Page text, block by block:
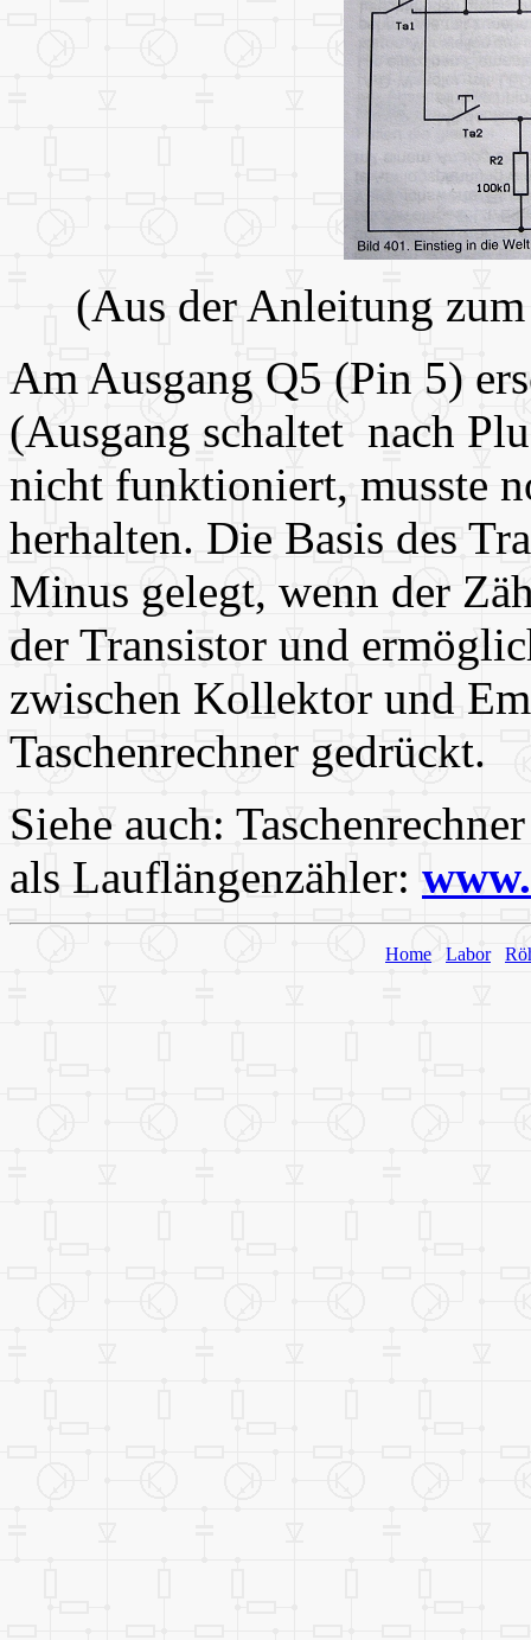
(Aus der Anleitung
Am Ausgang Q5 (Pin 5)
(Ausgang schaltet nach
nicht funktioniert, musste
herhalten. Die Basis des
Minus gelegt, wenn der
der Transistor und
zwischen Kollektor und
Taschenrechner gedrückt.
Siehe auch: Taschenrechner
als Lauflängenzähler:
Home Labor